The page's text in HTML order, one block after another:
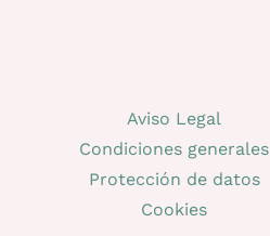
Aviso Legal
Condiciones generales
Protección de datos
Cookies